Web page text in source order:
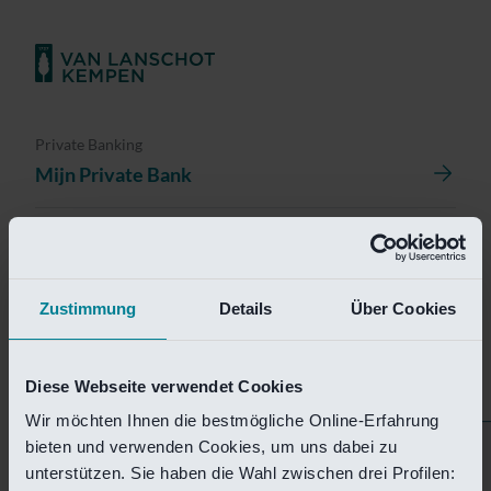
Zustimmung Details Über Cookies
Diese Webseite verwendet Cookies
Wir möchten Ihnen die bestmögliche Online-Erfahrung
bieten und verwenden Cookies, um uns dabei zu
unterstützen. Sie haben die Wahl zwischen drei Profilen:
Private Banking
Mijn Private Bank
Helaas is deze pagina